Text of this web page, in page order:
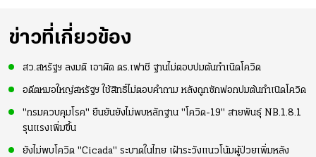
ข่าวที่เกี่ยวข้อง
สว.สหรัฐฯ ลงมติ เอาผิด ดร.เฟาชี ฐานไม่ตอบปมต้นกำเนิดโควิด
อดีตหมอใหญ่สหรัฐฯ ใช้สิทธิ์ไม่ตอบคำถาม หลังถูกซักฟอกปมต้นกำเนิดโควิด
"กรมควบคุมโรค" ยืนยันยังไม่พบหลักฐาน "โควิด-19" สายพันธุ์ NB.1.8.1
รุนแรงเพิ่มขึ้น
ยังไม่พบโควิด "Cicada" ระบาดในไทย เฝ้าระวังแนวโน้มผู้ป่วยเพิ่มหลัง